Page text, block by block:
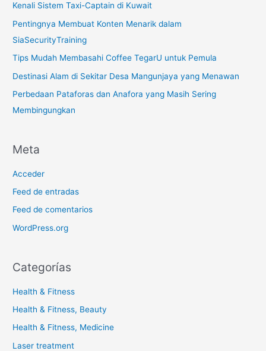
Kenali Sistem Taxi-Captain di Kuwait
Pentingnya Membuat Konten Menarik dalam
SiaSecurityTraining
Tips Mudah Membasahi Coffee TegarU untuk Pemula
Destinasi Alam di Sekitar Desa Mangunjaya yang Menawan
Perbedaan Pataforas dan Anafora yang Masih Sering
Membingungkan
Meta
Acceder
Feed de entradas
Feed de comentarios
WordPress.org
Categorías
Health & Fitness
Health & Fitness, Beauty
Health & Fitness, Medicine
Laser treatment